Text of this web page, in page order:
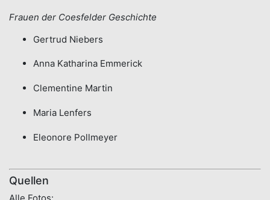
Frauen der Coesfelder Geschichte
Gertrud Niebers
Anna Katharina Emmerick
Clementine Martin
Maria Lenfers
Eleonore Pollmeyer
Quellen